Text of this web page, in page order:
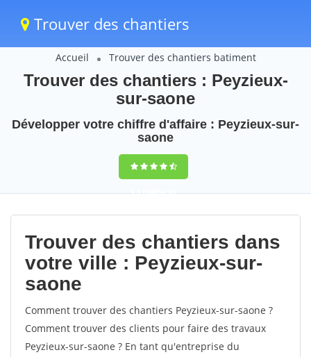
Trouver des chantiers
Accueil Trouver des chantiers batiment
Trouver des chantiers : Peyzieux-
sur-saone
Développer votre chiffre d'affaire : Peyzieux-sur-
saone
9,5(100%)51
votes
Trouver des chantiers dans
votre ville : Peyzieux-sur-
saone
Comment trouver des chantiers Peyzieux-sur-saone ?
Comment trouver des clients pour faire des travaux
Peyzieux-sur-saone ? En tant qu'entreprise du